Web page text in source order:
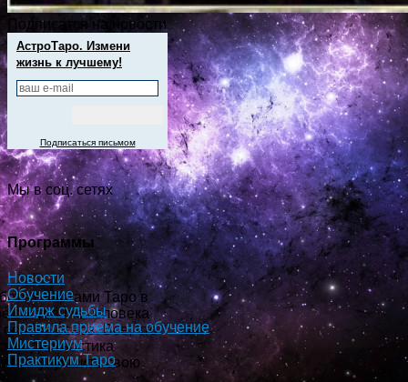
с картами Таро в
состояние человека
основ. Все, что
диагностика
и улучшить свою
Подписатся на новости
АстроТаро. Измени
жизнь к лучшему!
Подписаться письмом
Мы в соц. сетях
Программы
Новости
Обучение
Имидж судьбы
Правила приема на обучение
Мистериум
Практикум Таро